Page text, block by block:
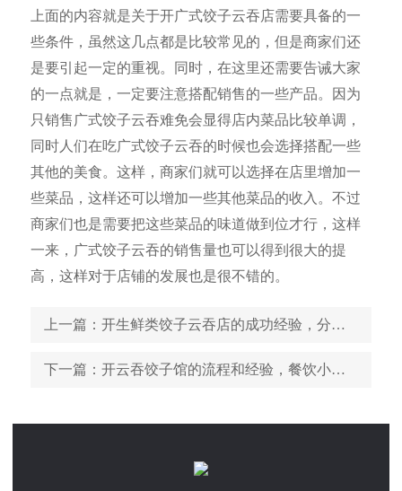
上面的内容就是关于开广式饺子云吞店需要具备的一
些条件，虽然这几点都是比较常见的，但是商家们还
是要引起一定的重视。同时，在这里还需要告诫大家
的一点就是，一定要注意搭配销售的一些产品。因为
只销售广式饺子云吞难免会显得店内菜品比较单调，
同时人们在吃广式饺子云吞的时候也会选择搭配一些
其他的美食。这样，商家们就可以选择在店里增加一
些菜品，这样还可以增加一些其他菜品的收入。不过
商家们也是需要把这些菜品的味道做到位才行，这样
一来，广式饺子云吞的销售量也可以得到很大的提
高，这样对于店铺的发展也是很不错的。
上一篇 ：开生鲜类饺子云吞店的成功经验，分享给即将开店的你
下一篇 ：开云吞饺子馆的流程和经验，餐饮小白必看指南